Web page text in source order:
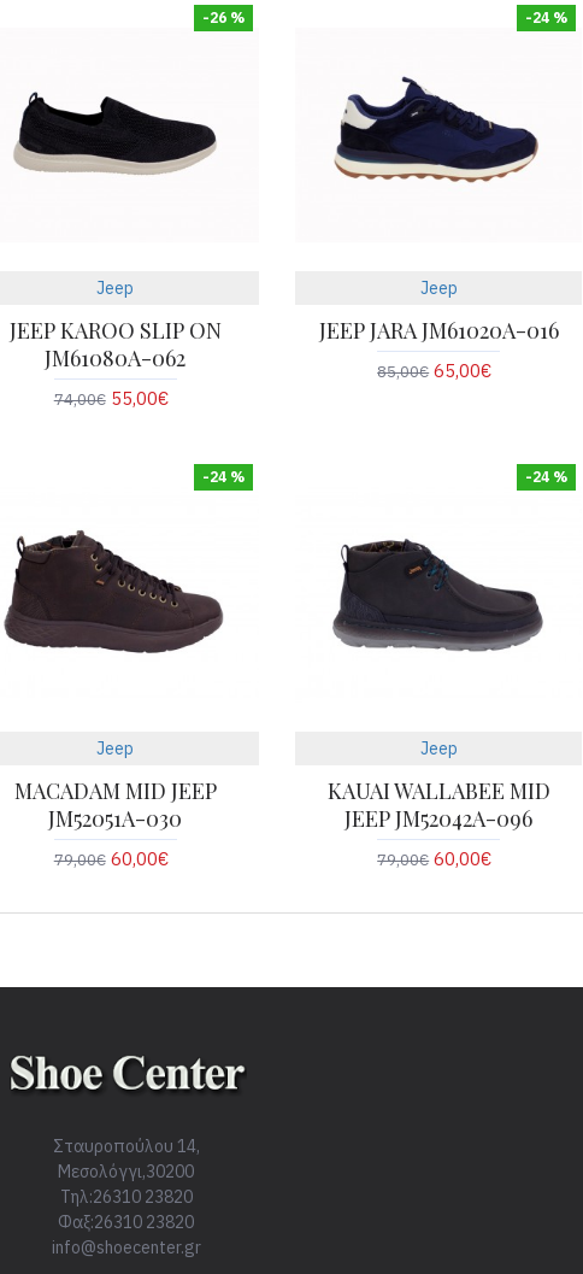
-26 %
Jeep
JEEP KAROO SLIP ON
JM61080A-062
74,00€ 55,00€
-24 %
Jeep
JEEP JARA JM61020A-016
85,00€ 65,00€
-24 %
Jeep
MACADAM MID JEEP
JM52051A-030
79,00€ 60,00€
-24 %
Jeep
KAUAI WALLABEE MID
JEEP JM52042A-096
79,00€ 60,00€
Σταυροπούλου 14,
Μεσολόγγι,30200
Τηλ:26310 23820
Φαξ:26310 23820
info@shoecenter.gr